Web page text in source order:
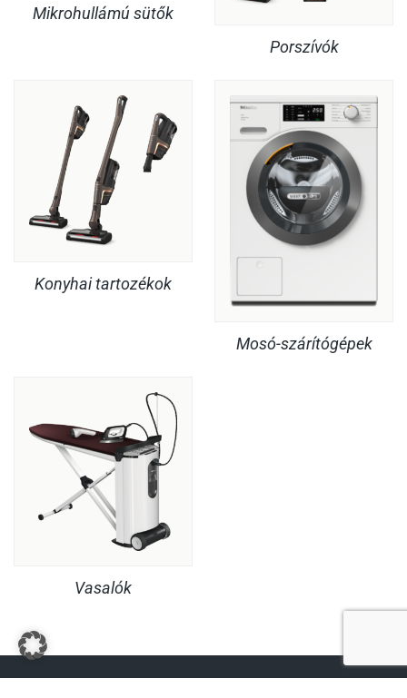
Mikrohullámú sütők
Porszívók
Konyhai tartozékok
Mosó-szárítógépek
Vasalók